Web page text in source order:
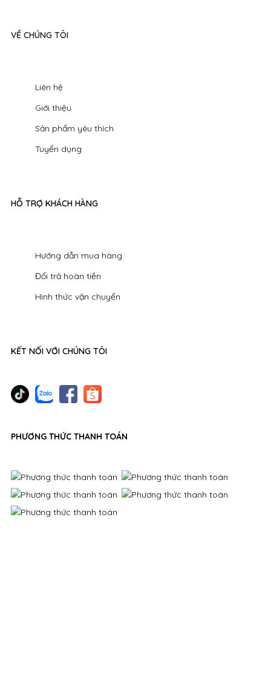
VỀ CHÚNG TÔI
Liên hệ
Giới thiệu
Sản phẩm yêu thích
Tuyển dụng
HỖ TRỢ KHÁCH HÀNG
Hướng dẫn mua hàng
Đổi trả hoàn tiền
Hình thức vận chuyển
KẾT NỐI VỚI CHÚNG TÔI
PHƯƠNG THỨC THANH TOÁN